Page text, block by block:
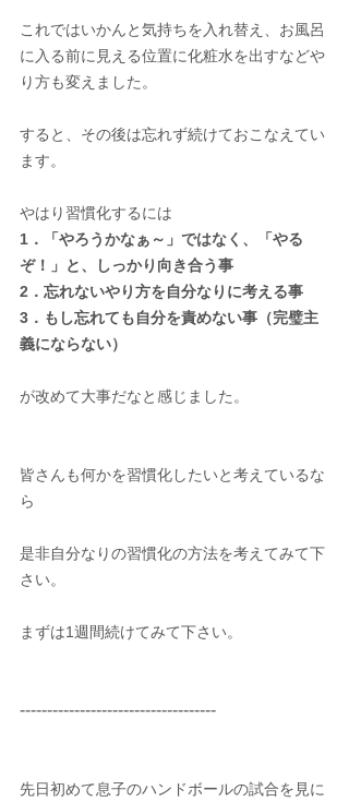
これではいかんと気持ちを入れ替え、お風呂
に入る前に見える位置に化粧水を出すなどや
り方も変えました。
すると、その後は忘れず続けておこなえてい
ます。
やはり習慣化するには
1．「やろうかなぁ～」ではなく、「やる
ぞ！」と、しっかり向き合う事
2．忘れないやり方を自分なりに考える事
3．もし忘れても自分を責めない事（完璧主
義にならない）
が改めて大事だなと感じました。
皆さんも何かを習慣化したいと考えているな
ら
是非自分なりの習慣化の方法を考えてみて下
さい。
まずは1週間続けてみて下さい。
------------------------------------
先日初めて息子のハンドボールの試合を見に